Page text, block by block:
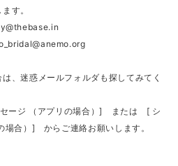
す。
、迷惑メールフォルダも探してみてく
ージ （アプリの場合）] または [ シ
場合）] からご連絡お願いします。